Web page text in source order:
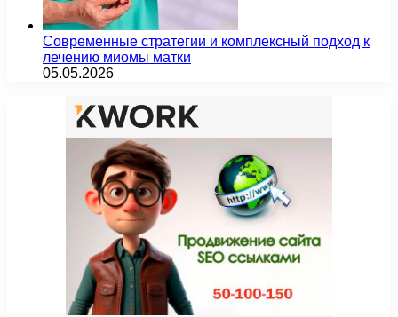
Современные стратегии и комплексный подход к
лечению миомы матки
05.05.2026